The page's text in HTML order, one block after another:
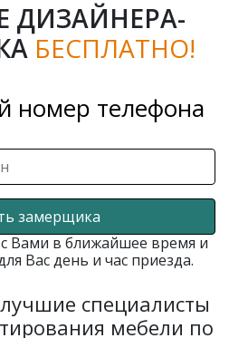
ДИЗАЙНЕРА-
БЕСПЛАТНО!
номер телефона
замерщика
Вами в ближайшее время и
Вас день и час приезда.
специалисты
мебели по